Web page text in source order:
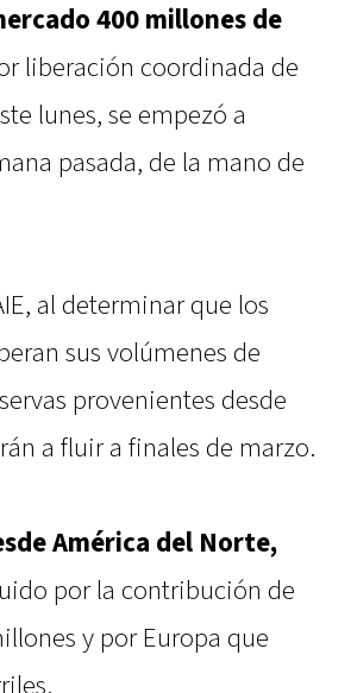
400 millones de
liberación coordinada de
lunes, se empezó a
pasada, de la mano de
al determinar que los
sus volúmenes de
provenientes desde
a fluir a finales de marzo.
América del Norte,
por la contribución de
y por Europa que